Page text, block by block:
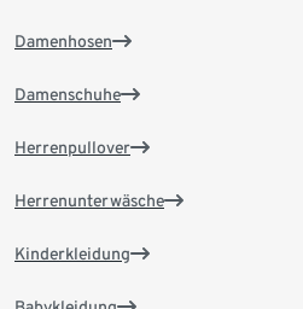
Damenhosen
Damenschuhe
Herrenpullover
Herrenunterwäsche
Kinderkleidung